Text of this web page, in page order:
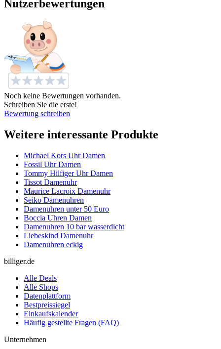
Nutzerbewertungen
Noch keine Bewertungen vorhanden.
Schreiben Sie die erste!
Bewertung schreiben
Weitere interessante Produkte
Michael Kors Uhr Damen
Fossil Uhr Damen
Tommy Hilfiger Uhr Damen
Tissot Damenuhr
Maurice Lacroix Damenuhr
Seiko Damenuhren
Damenuhren unter 50 Euro
Boccia Uhren Damen
Damenuhren 10 bar wasserdicht
Liebeskind Damenuhr
Damenuhren eckig
billiger.de
Alle Deals
Alle Shops
Datenplattform
Bestpreissiegel
Einkaufskalender
Häufig gestellte Fragen (FAQ)
Unternehmen